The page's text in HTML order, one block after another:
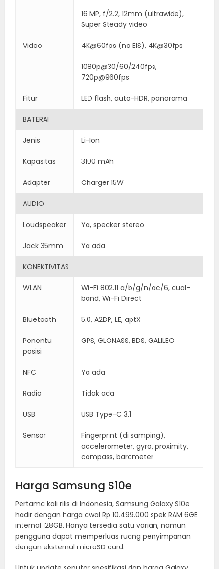
16 MP, f/2.2, 12mm (ultrawide),
Super Steady video
Video 4K@60fps (no EIS), 4K@30fps
1080p@30/60/240fps,
720p@960fps
Fitur LED flash, auto-HDR, panorama
BATERAI
Jenis Li-Ion
Kapasitas 3100 mAh
Adapter Charger 15W
AUDIO
Loudspeaker Ya, speaker stereo
Jack 35mm Ya ada
KONEKTIVITAS
WLAN
Wi-Fi 802.11 a/b/g/n/ac/6, dual-
band, Wi-Fi Direct
Bluetooth 5.0, A2DP, LE, aptX
Penentu
posisi
GPS, GLONASS, BDS, GALILEO
NFC Ya ada
Radio Tidak ada
USB USB Type-C 3.1
Sensor
Fingerprint (di samping),
accelerometer, gyro, proximity,
compass, barometer
Harga Samsung S10e
Pertama kali rilis di Indonesia, Samsung Galaxy S10e
hadir dengan harga awal Rp 10.499.000 spek RAM 6GB
internal 128GB. Hanya tersedia satu varian, namun
pengguna dapat memperluas ruang penyimpanan
dengan eksternal microSD card.